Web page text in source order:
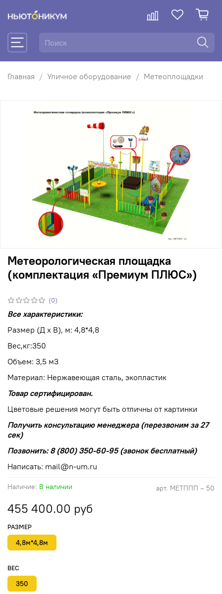
Главная Уличное оборудование Метеоплощадки
(0)
арт. МЕТППП – 50
Наличие: В наличии
Метеорологическая площадка
(комплектация «Премиум ПЛЮС»)
455 400.00 руб
РАЗМЕР
4,8м*4,8м
ВЕС
350
Все характеристики:
Размер (Д х В), м: 4,8*4,8
Вес,кг:350
Объем: 3,5 м3
Материал: Нержавеющая сталь, экопластик
Товар сертифицирован.
Цветовые решения могут быть отличны от картинки
Получить консультацию менеджера (перезвоним за 27
сек)
Позвонить: 8 (800) 350-60-95 (звонок бесплатный)
Написать: mail@n-um.ru